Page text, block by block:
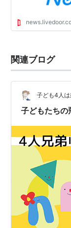
関連ブログ
子ども4人
子どもたちの